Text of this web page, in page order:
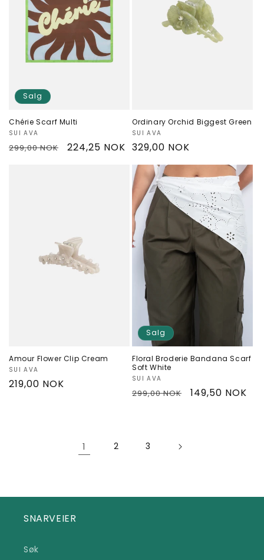
Salg
Chérie Scarf Multi
Selger:
SUI AVA
Vanlig
299,00 NOK Salgspris
224,25 NOK
Ordinary Orchid Biggest Green
Selger:
SUI AVA
Vanlig
pris
329,00 NOK
Amour Flower Clip Cream
Selger:
SUI AVA
Vanlig
219,00 NOK
Salg
Floral Broderie Bandana Scarf
Soft White
Selger:
SUI AVA
Vanlig
299,00 NOK Salgspris
149,50 NOK
1 2 3
SNARVEIER
Søk